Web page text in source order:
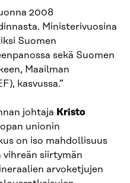
2008
Ministerivuosina
Suomen
sekä Suomen
Maailman
kasvussa.”
johtaja Kristo
unionin
on iso mahdollisuus
vihreän siirtymän
arvoketjujen